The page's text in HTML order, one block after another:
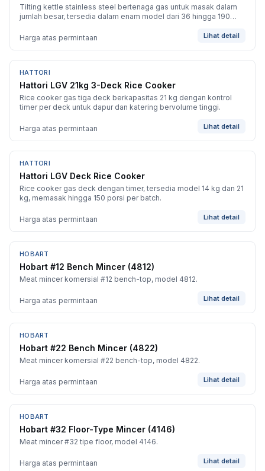
Tilting kettle stainless steel bertenaga gas untuk masak dalam
jumlah besar, tersedia dalam enam model dari 36 hingga 190
Harga atas permintaan
Lihat detail
BARU
HATTORI
Hattori LGV 21kg 3-Deck Rice Cooker
Rice cooker gas tiga deck berkapasitas 21 kg dengan kontrol
timer per deck untuk dapur dan katering bervolume tinggi.
Harga atas permintaan Lihat detail
BARU
HATTORI
Hattori LGV Deck Rice Cooker
Rice cooker gas deck dengan timer, tersedia model 14 kg dan 21
kg, memasak hingga 150 porsi per batch.
Harga atas permintaan Lihat detail
BARU
HOBART
Hobart #12 Bench Mincer (4812)
Meat mincer komersial #12 bench-top, model 4812.
Harga atas permintaan Lihat detail
BARU
HOBART
Hobart #22 Bench Mincer (4822)
Meat mincer komersial #22 bench-top, model 4822.
Harga atas permintaan Lihat detail
BARU
HOBART
Hobart #32 Floor-Type Mincer (4146)
Meat mincer #32 tipe floor, model 4146.
Harga atas permintaan Lihat detail